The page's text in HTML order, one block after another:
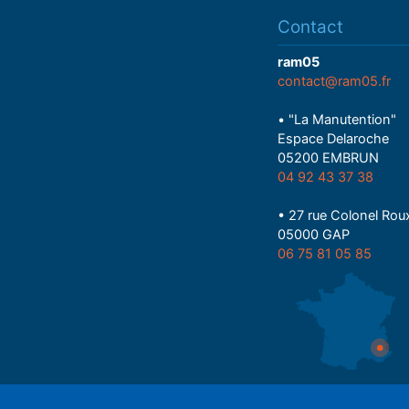
Contact
ram05
contact@ram05.fr
• "La Manutention"
Espace Delaroche
05200 EMBRUN
04 92 43 37 38
• 27 rue Colonel
05000 GAP
06 75 81 05 85